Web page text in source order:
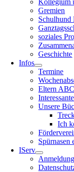
Kollegium
Gremien
Schulhund
soziales
Geschichte
Infos
Termine
Eltern ABC
Unsere
Ich
Spürnasen
IServ
Anmeldung